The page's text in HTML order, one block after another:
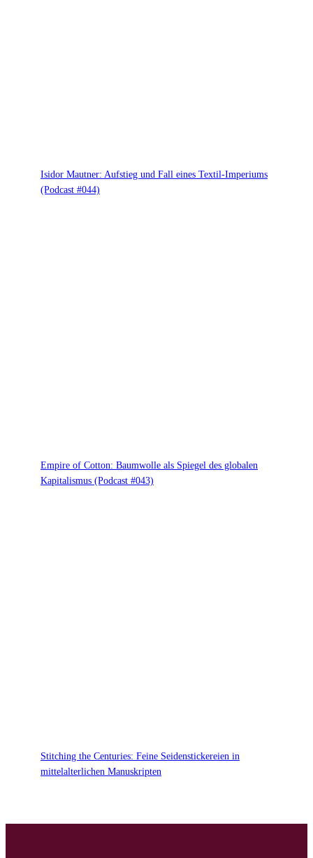
Isidor Mautner: Aufstieg und Fall eines Textil-Imperiums
(Podcast #044)
Empire of Cotton: Baumwolle als Spiegel des globalen
Kapitalismus (Podcast #043)
Stitching the Centuries: Feine Seidenstickereien in
mittelalterlichen Manuskripten